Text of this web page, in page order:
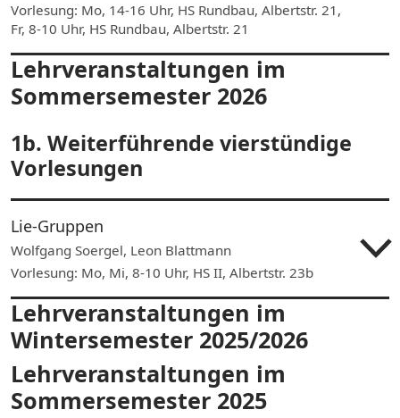
Vorlesung: Mo, 14-16 Uhr, HS Rundbau, Albertstr. 21,
Fr, 8-10 Uhr, HS Rundbau, Albertstr. 21
Lehrveranstaltungen im
Sommersemester 2026
1b. Weiterführende vierstündige
Vorlesungen
Lie-Gruppen
Wolfgang Soergel, Leon Blattmann
Vorlesung: Mo, Mi, 8-10 Uhr, HS II, Albertstr. 23b
Lehrveranstaltungen im
Wintersemester 2025/2026
Lehrveranstaltungen im
Sommersemester 2025